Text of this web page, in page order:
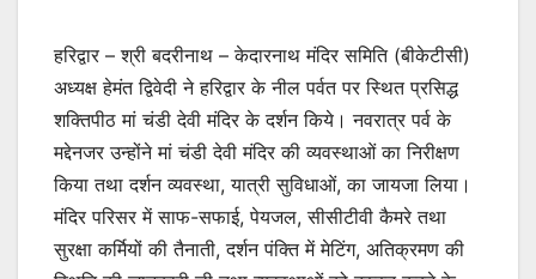
हरिद्वार – श्री बदरीनाथ – केदारनाथ मंदिर समिति (बीकेटीसी)
अध्यक्ष हेमंत द्विवेदी ने हरिद्वार के नील पर्वत पर स्थित प्रसिद्ध
शक्तिपीठ मां चंडी देवी मंदिर के दर्शन किये। नवरात्र पर्व के
मद्देनजर उन्होंने मां चंडी देवी मंदिर की व्यवस्थाओं का निरीक्षण
किया तथा दर्शन व्यवस्था, यात्री सुविधाओं, का जायजा लिया।
मंदिर परिसर में साफ-सफाई, पेयजल, सीसीटीवी कैमरे तथा
सुरक्षा कर्मियों की तैनाती, दर्शन पंक्ति में मेटिंग, अतिक्रमण की